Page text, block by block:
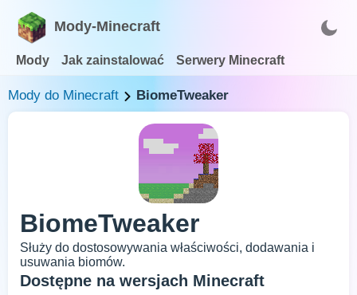
Mody-Minecraft
Mody Jak zainstalować Serwery Minecraft
Mody do Minecraft BiomeTweaker
BiomeTweaker
Służy do dostosowywania właściwości, dodawania i
usuwania biomów.
Dostępne na wersjach Minecraft